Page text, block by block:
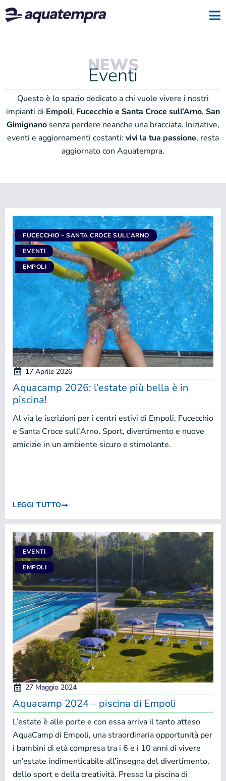
NEWS
Eventi
Questo è lo spazio dedicato a chi vuole vivere i nostri
impianti di Empoli, Fucecchio e Santa Croce sull’Arno, San
Gimignano senza perdere neanche una bracciata. Iniziative,
eventi e aggiornamenti costanti: vivi la tua passione, resta
aggiornato con Aquatempra.
FUCECCHIO – SANTA CROCE SULL’ARNO
EVENTI
EMPOLI
17 Aprile 2026
Aquacamp 2026: l’estate più bella è in
piscina!
Al via le iscrizioni per i centri estivi di Empoli, Fucecchio
e Santa Croce sull'Arno. Sport, divertimento e nuove
amicizie in un ambiente sicuro e stimolante.
LEGGI TUTTO
EVENTI
EMPOLI
27 Maggio 2024
Aquacamp 2024 – piscina di Empoli
L’estate è alle porte e con essa arriva il tanto atteso
AquaCamp di Empoli, una straordinaria opportunità per
i bambini di età compresa tra i 6 e i 10 anni di vivere
un’estate indimenticabile all’insegna del divertimento,
dello sport e della creatività. Presso la piscina di